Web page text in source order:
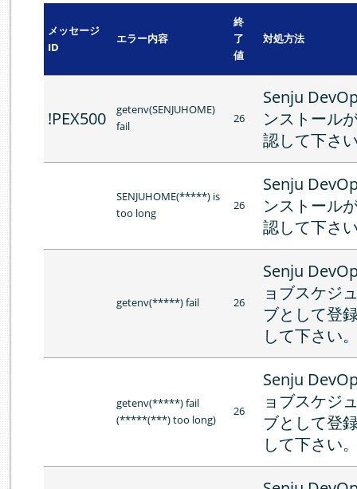
メッセージ
ID
エラー内容
終
了
値
対処方法
!PEX500
getenv(SENJUHOME)
fail
26
Senju
ンストール
認して下さ
SENJUHOME(*****) is
too long
26
Senju
ンストール
認して下さ
getenv(*****) fail 26
Senju
ョブスケジ
ブとして登
して下さい
getenv(*****) fail
(*****(***) too long)
26
Senju
ョブスケジ
ブとして登
して下さい